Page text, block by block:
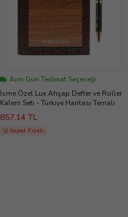
Aynı Gün Teslimat Seçeneği
İsme Özel Lux Ahşap Defter ve Roller
Kalem Seti - Türkiye Haritası Temalı
857,14 TL
Sepet Fiyatı